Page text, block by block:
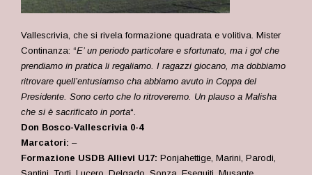
Vallescrivia, che si rivela formazione quadrata e volitiva. Mister
Continanza: “E’ un periodo particolare e sfortunato, ma i gol che
prendiamo in pratica li regaliamo. I ragazzi giocano, ma dobbiamo
ritrovare quell’entusiamso cha abbiamo avuto in Coppa del
Presidente. Sono certo che lo ritroveremo. Un plauso a Malisha
che si è sacrificato in porta“.
Don Bosco-Vallescrivia 0-4
Marcatori: –
Formazione USDB Allievi U17: Ponjahettige, Marini, Parodi,